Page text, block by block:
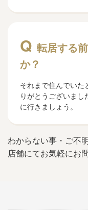
転居する
か？
それまで住んでいた
りがとうございま
に行きましょう。
わからない事・ご不
店舗にてお気軽にお